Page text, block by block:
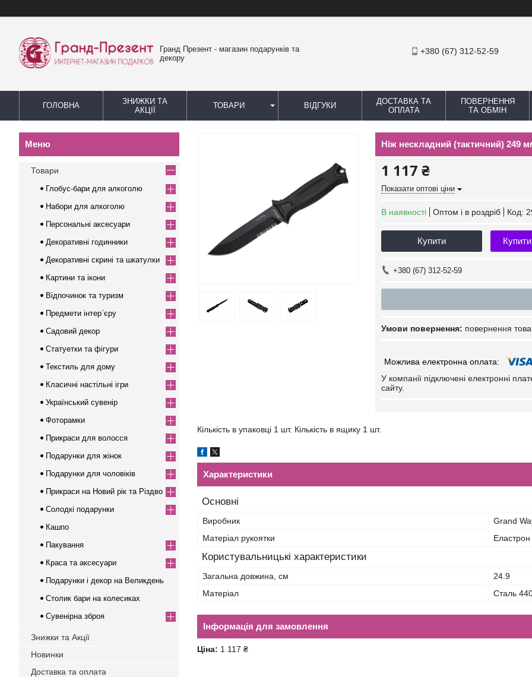
Гранд Презент - магазин подарунків та
декору
+380 (67) 312-52-59
ГОЛОВНА
ЗНИЖКИ ТА
АКЦІЇ
ТОВАРИ ВІДГУКИ
ДОСТАВКА ТА
ОПЛАТА
ПОВЕРНЕННЯ
ТА ОБМІН
Ніж нескладний (тактичний) 249
1 117 ₴
Показати оптові ціни
В наявності Оптом і в роздріб Код:
Купити
+380 (67) 312-52-59
повернення
У компанії підключені електронні
сайту.
Кількість в упаковці 1 шт. Кількість в ящику 1 шт.
Характеристики
Основні
Виробник
Grand
Матеріал рукоятки
Еластрон
Користувальницькі характеристики
Загальна довжина, см
24.9
Матеріал
Сталь
Інформація для замовлення
Ціна: 1 117 ₴
Товари
Глобус-бари для алкоголю
Набори для алкоголю
Персональні аксесуари
Декоративні годинники
Декоративні скрині та шкатулки
Картини та ікони
Відпочинок та туризм
Предмети інтер`єру
Садовий декор
Статуетки та фігури
Текстиль для дому
Класичні настільні ігри
Український сувенір
Фоторамки
Прикраси для волосся
Подарунки для жінок
Подарунки для чоловіків
Прикраси на Новий рік та Різдво
Солодкі подарунки
Кашпо
Пакування
Краса та аксесуари
Подарунки і декор на Великдень
Столик бари на колесиках
Сувенірна зброя
Знижки та Акції
Новинки
Доставка та оплата